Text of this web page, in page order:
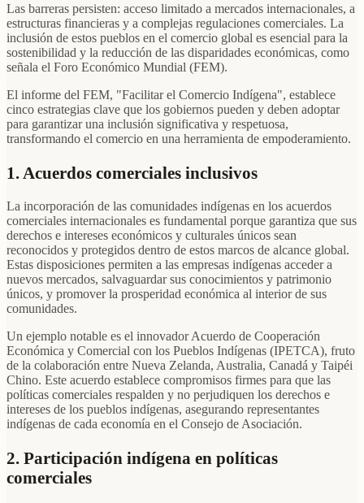
Las barreras persisten: acceso limitado a mercados internacionales, a
estructuras financieras y a complejas regulaciones comerciales. La
inclusión de estos pueblos en el comercio global es esencial para la
sostenibilidad y la reducción de las disparidades económicas, como
señala el Foro Económico Mundial (FEM).
El informe del FEM, "Facilitar el Comercio Indígena", establece
cinco estrategias clave que los gobiernos pueden y deben adoptar
para garantizar una inclusión significativa y respetuosa,
transformando el comercio en una herramienta de empoderamiento.
1. Acuerdos comerciales inclusivos
La incorporación de las comunidades indígenas en los acuerdos
comerciales internacionales es fundamental porque garantiza que sus
derechos e intereses económicos y culturales únicos sean
reconocidos y protegidos dentro de estos marcos de alcance global.
Estas disposiciones permiten a las empresas indígenas acceder a
nuevos mercados, salvaguardar sus conocimientos y patrimonio
únicos, y promover la prosperidad económica al interior de sus
comunidades.
Un ejemplo notable es el innovador Acuerdo de Cooperación
Económica y Comercial con los Pueblos Indígenas (IPETCA), fruto
de la colaboración entre Nueva Zelanda, Australia, Canadá y Taipéi
Chino. Este acuerdo establece compromisos firmes para que las
políticas comerciales respalden y no perjudiquen los derechos e
intereses de los pueblos indígenas, asegurando representantes
indígenas de cada economía en el Consejo de Asociación.
2. Participación indígena en políticas
comerciales